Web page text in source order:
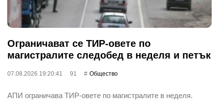
Ограничават се ТИР-овете по
магистралите следобед в неделя и петък
07.08.2026 19:20:41 91 Общество
АПИ ограничава ТИР-овете по магистралите в неделя.